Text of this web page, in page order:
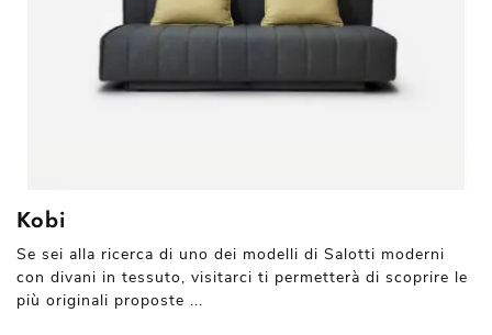
Kobi
Se sei alla ricerca di uno dei modelli di Salotti moderni
con divani in tessuto, visitarci ti permetterà di scoprire le
più originali proposte ...